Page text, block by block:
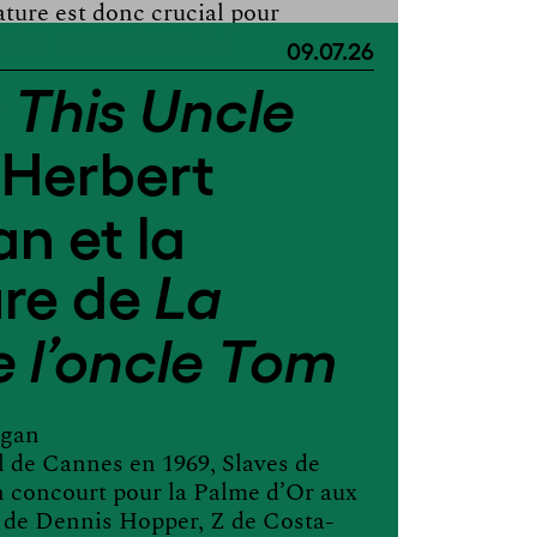
est donc crucial pour
scientifiques. […]
09.07.26
This Uncle
et la
de La
l’oncle Tom
Cannes en 1969, Slaves de
concourt pour la Palme d’Or aux
Dennis Hopper, Z de Costa-